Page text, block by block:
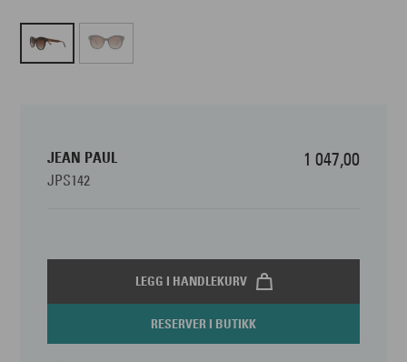
JEAN PAUL
JPS142
1 047,00
LEGG I HANDLEKURV
RESERVER I BUTIKK